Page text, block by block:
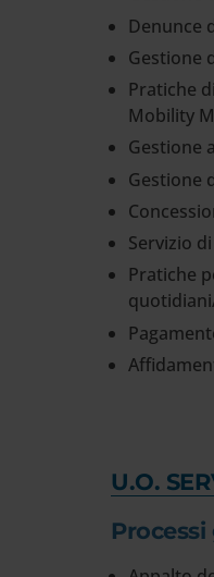
Denunce
Gestione
Pratiche
Mobility
Gestione
Gestione
Servizio
Pratiche
U.O.